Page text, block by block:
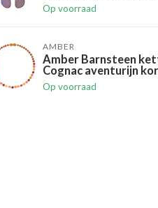
Op voorraad
AMBER
Amber Barnsteen
Cognac aventurijn
Op voorraad